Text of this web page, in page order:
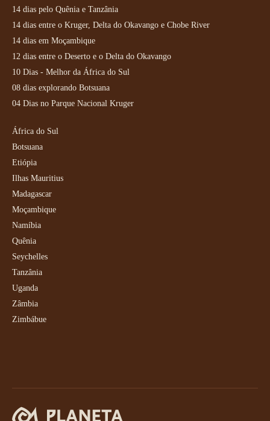
14 dias pelo Quênia e Tanzânia
14 dias entre o Kruger, Delta do Okavango e Chobe River
14 dias em Moçambique
12 dias entre o Deserto e o Delta do Okavango
10 Dias - Melhor da África do Sul
08 dias explorando Botsuana
04 Dias no Parque Nacional Kruger
África do Sul
Botsuana
Etiópia
Ilhas Mauritius
Madagascar
Moçambique
Namíbia
Quênia
Seychelles
Tanzânia
Uganda
Zâmbia
Zimbábue